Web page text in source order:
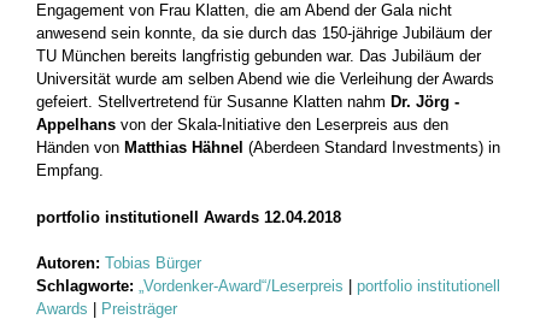
Engagement von Frau Klatten, die am Abend der Gala nicht
anwesend sein konnte, da sie durch das 150-jährige Jubiläum der
TU München bereits langfristig gebunden war. Das Jubiläum der
Universität wurde am selben Abend wie die Verleihung der Awards
gefeiert. Stellvertretend für Susanne Klatten nahm Dr. Jörg ­
Appelhans von der Skala-Initiative den Leserpreis aus den
Händen von Matthias Hähnel (Aberdeen Standard Investments) in
Empfang.
portfolio institutionell Awards 12.04.2018
Autoren: Tobias Bürger
Schlagworte: „Vordenker-Award“/Leserpreis
portfolio institutionell
Awards
Preisträger